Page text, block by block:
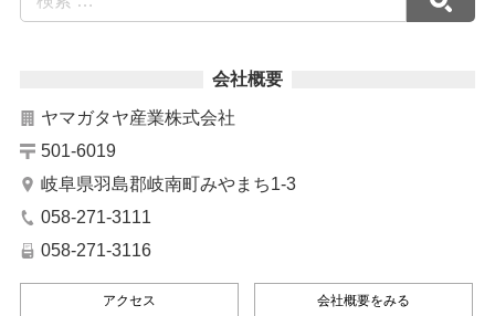
会社概要
ヤマガタヤ産業株式会社
501-6019
岐阜県羽島郡岐南町みやまち1-3
058-271-3111
058-271-3116
アクセス 会社概要をみる